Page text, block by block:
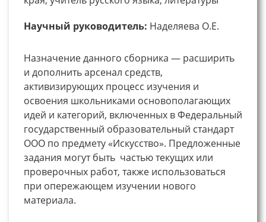
Научный руководитель: Наделяева О.Е.
Назначение данного сборника — расширить
и дополнить арсенал средств,
активизирующих процесс изучения и
освоения школьниками основополагающих
идей и категорий, включенных в Федеральный
государственный образовательный стандарт
ООО по предмету «Искусство». Предложенные
задания могут быть частью текущих или
проверочных работ, также использоваться
при опережающем изучении нового
материала.